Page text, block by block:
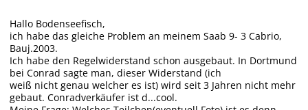
Hallo Bodenseefisch,
ich habe das gleiche Problem an meinem Saab 9- 3 Cabrio,
Bauj.2003.
Ich habe den Regelwiderstand schon ausgebaut. In Dortmund
bei Conrad sagte man, dieser Widerstand (ich
weiß nicht genau welcher es ist) wird seit 3 Jahren nicht mehr
gebaut. Conradverkäufer ist d...cool.